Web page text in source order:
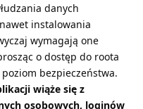
danych
instalowania
wymagają one
o dostęp do roota
bezpieczeństwa.
wiąże się z
osobowych, loginów